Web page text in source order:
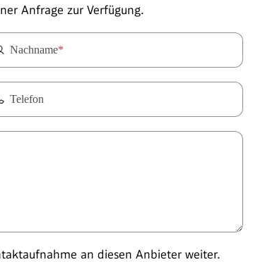
Anfrage zur Verfügung.
Nachname*
Telefon
an diesen Anbieter weiter.